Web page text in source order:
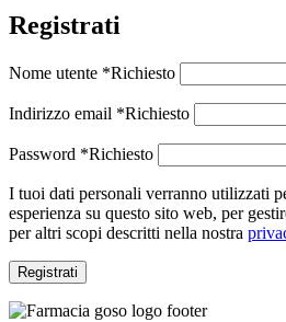
Registrati
Nome utente *Richiesto
Indirizzo email *Richiesto
Password *Richiesto
I tuoi dati personali verranno utilizzati
esperienza su questo sito web, per
per altri scopi descritti nella nostra
Registrati